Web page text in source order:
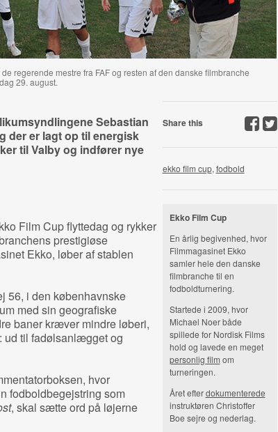
regerende mestre fra FAF og resten af den danske filmbranche
29. august.
Sebastian
der er lagt op til energisk
til Valby og indfører nye
Film Cup flyttedag og rykker
prestigiøse
Ekko, løber af stablen
56, i den københavnske
med sin geografiske
baner kræver mindre løberi,
ud til fadølsanlægget og
hvor
fodboldbegejstring som
, skal sætte ord på løjerne
Share this
ekko film cup, fodbold
Ekko Film Cup
En årlig begivenhed, hvor
Filmmagasinet Ekko
samler hele den danske
filmbranche til en
fodboldturnering.
Startede i 2009, hvor
Michael Noer både
spillede for Nordisk Films
hold og lavede en meget
personlig film om
turneringen.
Året efterdokumenterede
instruktøren Christoffer
Boe sejre og nederlag.